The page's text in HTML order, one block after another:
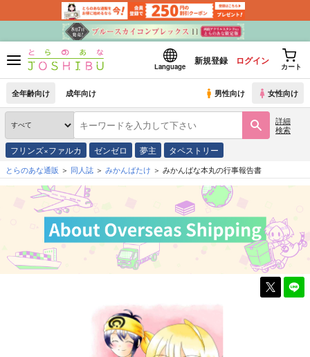
Language
新規登録 ログイン
カート
全年齢向け 成年向け 男性向け 女性向け
詳細
検索
フリンズ×ファルカ ゼンゼロ 夢主 タペストリー
とらのあな通販 同人誌 みかんばたけ みかんばな本丸の行事報告書